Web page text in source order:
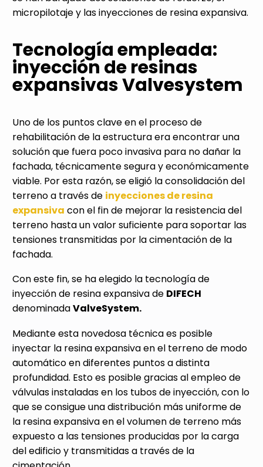
micropilotaje y las inyecciones de resina expansiva.
Tecnología empleada:
inyección de resinas
expansivas Valvesystem
Uno de los puntos clave en el proceso de
rehabilitación de la estructura era encontrar una
solución que fuera poco invasiva para no dañar la
fachada, técnicamente segura y económicamente
viable. Por esta razón, se eligió la consolidación del
terreno a través de inyecciones de resina
expansiva con el fin de mejorar la resistencia del
terreno hasta un valor suficiente para soportar las
tensiones transmitidas por la cimentación de la
fachada.
Con este fin, se ha elegido la tecnología de
inyección de resina expansiva de DIFECH
denominadaValveSystem.
Mediante esta novedosa técnica es posible
inyectar la resina expansiva en el terreno de modo
automático en diferentes puntos a distinta
profundidad. Esto es posible gracias al empleo de
válvulas instaladas en los tubos de inyección, con lo
que se consigue una distribución más uniforme de
la resina expansiva en el volumen de terreno más
expuesto a las tensiones producidas por la carga
del edificio y transmitidas a través de la